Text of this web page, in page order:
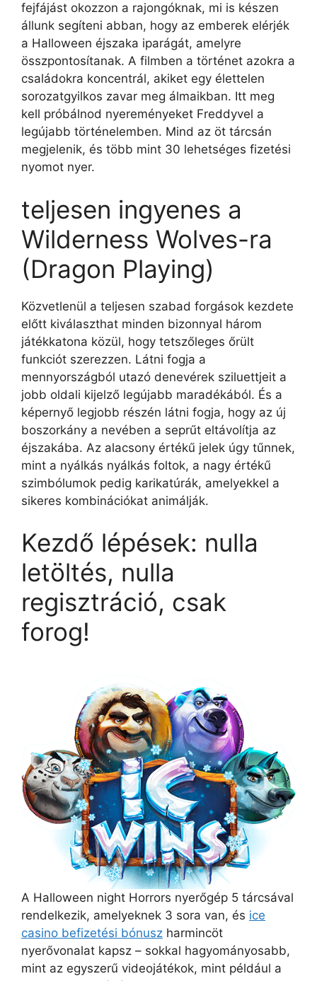
fejfájást okozzon a rajongóknak, mi is készen
állunk segíteni abban, hogy az emberek elérjék
a Halloween éjszaka iparágát, amelyre
összpontosítanak. A filmben a történet azokra a
családokra koncentrál, akiket egy élettelen
sorozatgyilkos zavar meg álmaikban. Itt meg
kell próbálnod nyereményeket Freddyvel a
legújabb történelemben. Mind az öt tárcsán
megjelenik, és több mint 30 lehetséges fizetési
nyomot nyer.
teljesen ingyenes a
Wilderness Wolves-ra
(Dragon Playing)
Közvetlenül a teljesen szabad forgások kezdete
előtt kiválaszthat minden bizonnyal három
játékkatona közül, hogy tetszőleges őrült
funkciót szerezzen. Látni fogja a
mennyországból utazó denevérek sziluettjeit a
jobb oldali kijelző legújabb maradékából. És a
képernyő legjobb részén látni fogja, hogy az új
boszorkány a nevében a seprűt eltávolítja az
éjszakába. Az alacsony értékű jelek úgy tűnnek,
mint a nyálkás nyálkás foltok, a nagy értékű
szimbólumok pedig karikatúrák, amelyekkel a
sikeres kombinációkat animálják.
Kezdő lépések: nulla
letöltés, nulla
regisztráció, csak
forog!
A Halloween night Horrors nyerőgép 5 tárcsával
rendelkezik, amelyeknek 3 sora van, és ice
casino befizetési bónusz harmincöt
nyerővonalat kapsz – sokkal hagyományosabb,
mint az egyszerű videojátékok, mint például a